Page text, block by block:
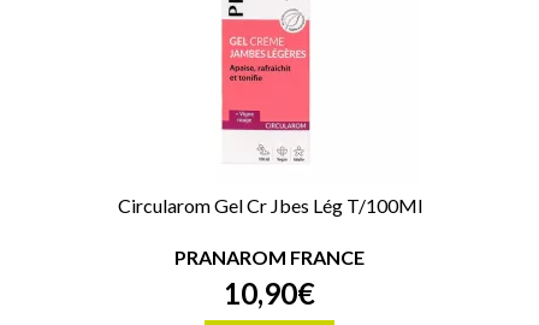
Circularom Gel Cr Jbes Lég T/100Ml
PRANAROM FRANCE
10,90€